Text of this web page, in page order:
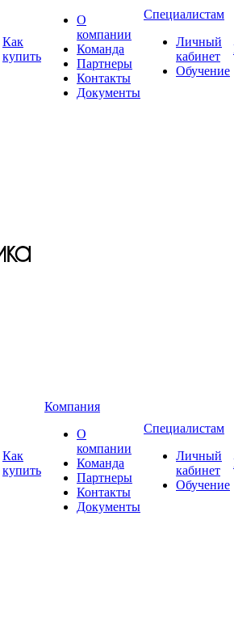
Как
купить
О
компании
Команда
Партнеры
Контакты
Документы
Специалистам
Личный
кабинет
Обучение
Как
купить
Компания
О
компании
Команда
Партнеры
Контакты
Документы
Специалистам
Личный
кабинет
Обучение